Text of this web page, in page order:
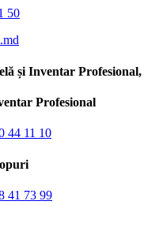
50
și Inventar
Profesional
44 11 10
41 73 99